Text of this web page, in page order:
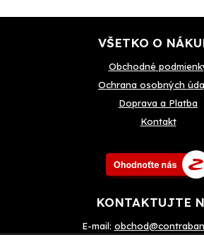
VŠETKO O
Obchodné
Ochrana osobných
Doprava a Platba
Kontakt
KONTAKTUJTE
E-mail: